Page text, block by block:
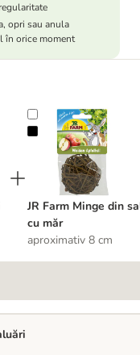
opri sau anula
în orice moment
JR Farm Minge din
JR Farm Minge din
cu măr
aproximativ 8 cm